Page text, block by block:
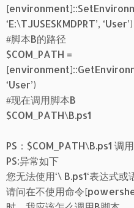
‘E:\TJUSESKMDPRT’, ‘User’)
#脚本B的路径
$COM_PATH =
‘User’)
#现在调用脚本B
$COM_PATH\B.ps1
PS：$COM_PATH\B.ps1 调
PS:异常如下
您无法使用‘\ B.ps1‘表达式或
请问在不使用命令